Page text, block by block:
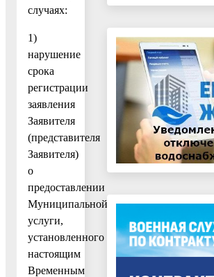
случаях:
1)
нарушение
срока
регистрации
заявления
Заявителя
(представителя
Заявителя)
о
предоставлении
Муниципальной
услуги,
установленного
настоящим
Временным